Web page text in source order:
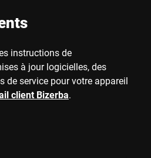
instructions de
à jour logicielles, des
de service pour votre appareil
client Bizerba.